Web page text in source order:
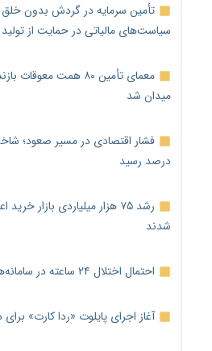
تأمین سرمایه در گردش بدون
سیاست‌های مالیاتی در حمایت از تولید
معمای تأمین ۸۰ همت
میدان شد
درصد رسید
رشد ۷۵ هزار میلیاردی بازار
شدند
احتمال اختلال ۲۴ ساعته در سامانه‌های تأمین اجتماعی
آغاز اجرای پایلوت «ردا کارت»